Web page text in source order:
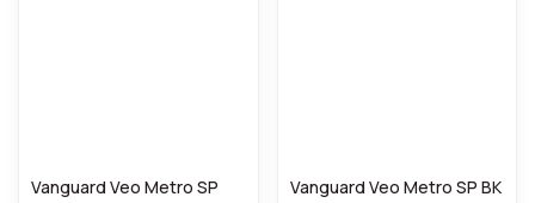
Vanguard Veo Metro SP
Vanguard Veo Metro SP BK